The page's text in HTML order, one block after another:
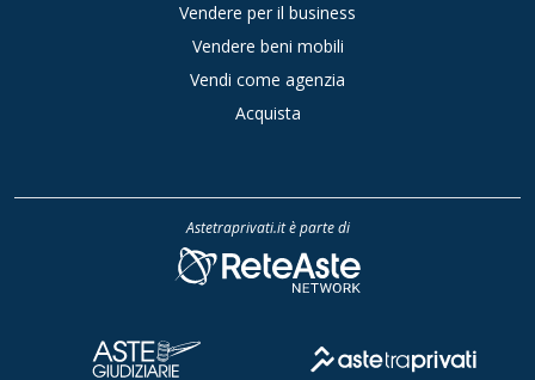
Vendere per il business
Vendere beni mobili
Vendi come agenzia
Acquista
Astetraprivati.it è parte di